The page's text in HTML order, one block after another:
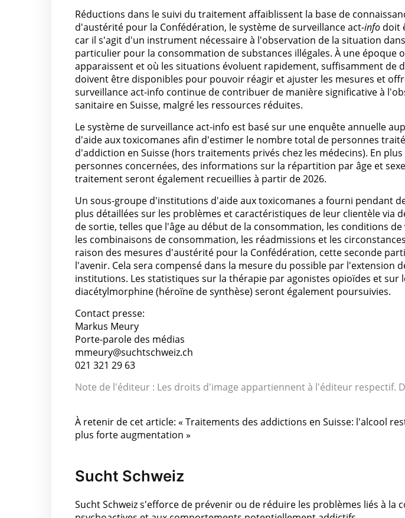
Réductions dans le suivi du traitement affaiblissent la base de
d'austérité pour la Confédération, le système de surveillance act-info doit
car il s'agit d'un instrument nécessaire à l'observation de la situation
particulier pour la consommation de substances illégales. À une époque
apparaissent et où les situations évoluent rapidement, suffisamment de
doivent être disponibles pour pouvoir réagir et ajuster les mesures et
surveillance act-info continue de contribuer de manière significative à
sanitaire en Suisse, malgré les ressources réduites.
Le système de surveillance act-info est basé sur une enquête annuelle
d'aide aux toxicomanes afin d'estimer le nombre total de personnes
d'addiction en Suisse (hors traitements privés chez les médecins). En
personnes concernées, des informations sur la répartition par âge et
traitement seront également recueillies à partir de 2026.
Un sous-groupe d'institutions d'aide aux toxicomanes a fourni pendant
plus détaillées sur les problèmes et caractéristiques de leur clientèle via
de sortie, telles que l'âge au début de la consommation, les conditions
les combinaisons de consommation, les réadmissions et les
raison des mesures d'austérité pour la Confédération, cette seconde
l'avenir. Cela sera compensé dans la mesure du possible par l'extension
institutions. Les statistiques sur la thérapie par agonistes opioïdes et sur
diacétylmorphine (héroïne de synthèse) seront également poursuivies.
Contact presse:
Markus Meury
Porte-parole des médias
mmeury@suchtschweiz.ch
021 321 29 63
Note de l'éditeur : Les droits d'image appartiennent à l'éditeur respectif.
À retenir de cet article: « Traitements des addictions en Suisse: l'alcool
plus forte augmentation »
Sucht Schweiz
Sucht Schweiz s'efforce de prévenir ou de réduire les problèmes liés à la